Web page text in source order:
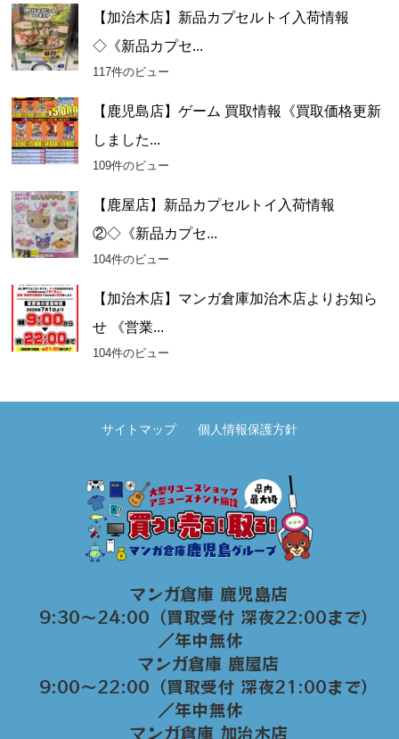
【加治木店】新品カプセルトイ入荷情報
◇《新品カプセ...
117件のビュー
【鹿児島店】ゲーム 買取情報《買取価格更新
しました...
109件のビュー
【鹿屋店】新品カプセルトイ入荷情報
②◇《新品カプセ...
104件のビュー
【加治木店】マンガ倉庫加治木店よりお知ら
せ 《営業...
104件のビュー
サイトマップ 個人情報保護方針
マンガ倉庫 鹿児島店
9:30～24:00（買取受付 深夜22:00まで）
／年中無休
マンガ倉庫 鹿屋店
9:00～22:00（買取受付 深夜21:00まで）
／年中無休
マンガ倉庫 加治木店